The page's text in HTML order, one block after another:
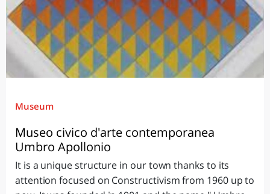
Museum
Museo civico d'arte contemporanea
Umbro Apollonio
It is a unique structure in our town thanks to its
attention focused on Constructivism from 1960 up to